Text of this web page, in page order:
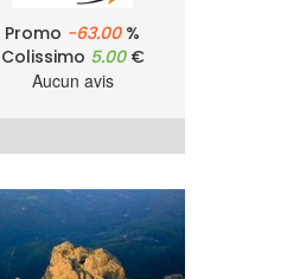
Promo -63.00%
Colissimo 5.00€
Aucun avis